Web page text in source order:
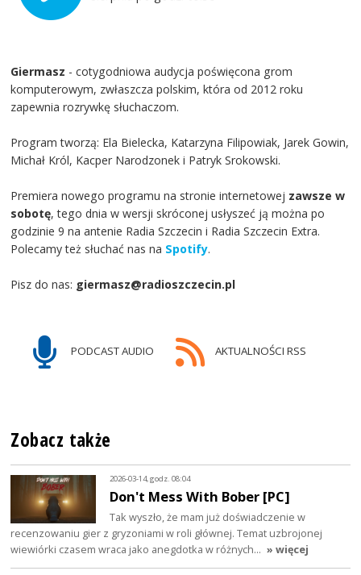
Giermasz - cotygodniowa audycja poświęcona grom
komputerowym, zwłaszcza polskim, która od 2012 roku
zapewnia rozrywkę słuchaczom.
Program tworzą: Ela Bielecka, Katarzyna Filipowiak, Jarek Gowin,
Michał Król, Kacper Narodzonek i Patryk Srokowski.
Premiera nowego programu na stronie internetowej zawsze w
sobotę, tego dnia w wersji skróconej usłyszeć ją można po
godzinie 9 na antenie Radia Szczecin i Radia Szczecin Extra.
Polecamy też słuchać nas na Spotify.
Pisz do nas: giermasz@radioszczecin.pl
PODCAST AUDIO AKTUALNOŚCI RSS
Zobacz także
2026-03-14, godz. 08:04
Don't Mess With Bober [PC]
Tak wyszło, że mam już doświadczenie w
recenzowaniu gier z gryzoniami w roli głównej. Temat uzbrojonej
wiewiórki czasem wraca jako anegdotka w różnych… » więcej